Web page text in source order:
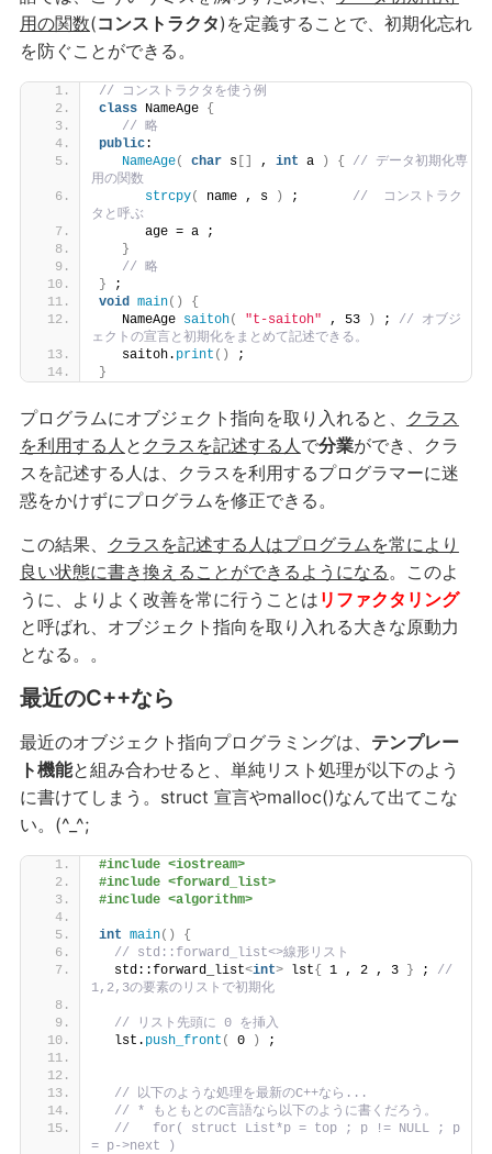
用の関数(コンストラクタ)を定義することで、初期化忘れ
を防ぐことができる。
// コンストラクタを使う例
class NameAge {
// 略
public:
NameAge( char s[] , int a ) {
// データ初期化専
用の関数
strcpy( name , s ) ; //  コンストラク
タと呼ぶ
      age = a ;
}
// 略
} ;
void main()
{
   NameAge
saitoh( "t-saitoh" , 53 ) ; // オブジ
ェクトの宣言と初期化をまとめて記述できる。
   saitoh.
print ()
;
}
プログラムにオブジェクト指向を取り入れると、
クラス
を利用する人 と クラスを記述する人で分業ができ、クラ
スを記述する人は、クラスを利用するプログラマーに迷
惑をかけずにプログラムを修正できる。
この結果、
クラスを記述する人はプログラムを常により
良い状態に書き換えることができるようになる。このよ
うに、よりよく改善を常に行うことは リファクタリング
と呼ばれ、オブジェクト指向を取り入れる大きな原動力
となる。。
最近のC++なら
最近のオブジェクト指向プログラミングは、 テンプレー
ト機能と組み合わせると、単純リスト処理が以下のよう
に書けてしまう。struct 宣言やmalloc()なんて出てこな
い。(^_^;
#include <iostream>
#include <forward_list>
#include <algorithm>
int main()
{
// std::forward_list<>線形リスト
  std::forward_list
<int> lst{ 1 , 2 , 3 } ; //
1,2,3の要素のリストで初期化
// リスト先頭に 0 を挿入
  lst.
push_front ( 0 ) ;
// 以下のような処理を最新のC++なら...
// * もともとのC言語なら以下のように書くだろう。
//   for( struct List*p = top ; p != NULL ; p
= p->next )